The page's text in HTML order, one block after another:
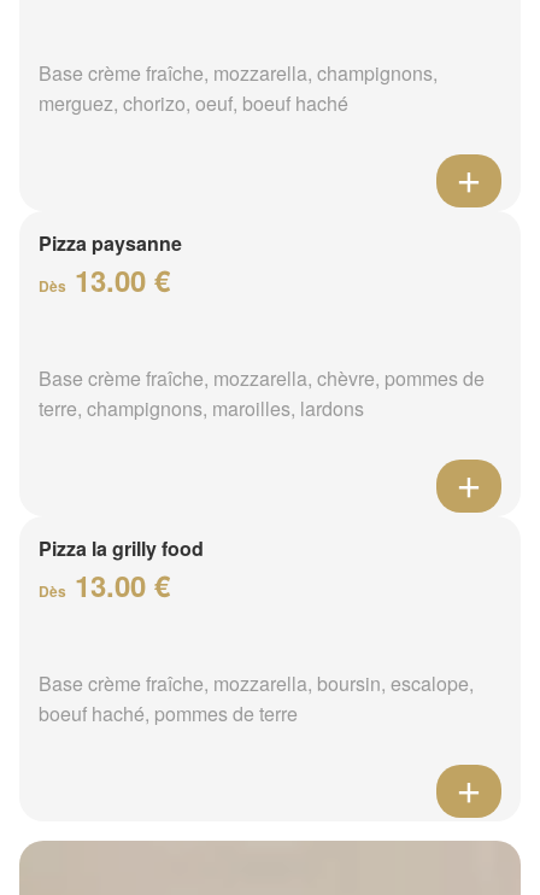
Base crème fraîche, mozzarella, champignons,
merguez, chorizo, oeuf, boeuf haché
Pizza paysanne
Dès 13.00 €
Base crème fraîche, mozzarella, chèvre, pommes de
terre, champignons, maroilles, lardons
Pizza la grilly food
Dès 13.00 €
Base crème fraîche, mozzarella, boursin, escalope,
boeuf haché, pommes de terre